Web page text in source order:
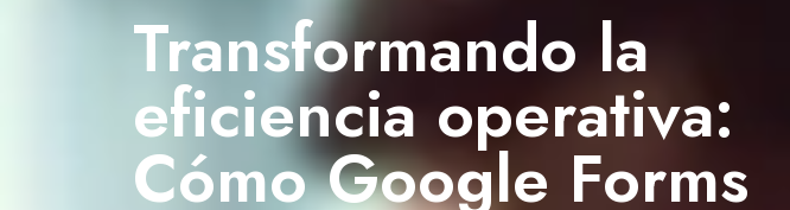
Transformando la
eficiencia operativa:
Cómo Google Forms